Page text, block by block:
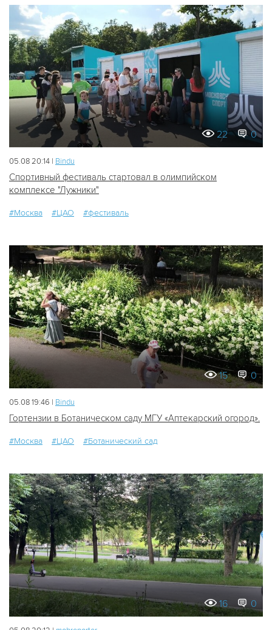
22 0
05.08 20:14 | Bindu
Спортивный фестиваль стартовал в олимпийском
комплексе "Лужники"
#Москва #ЦАО #фестиваль
15 0
05.08 19:46 | Bindu
Гортензии в Ботаническом саду МГУ «Аптекарский огород».
#Москва #ЦАО #Ботанический сад
16 0